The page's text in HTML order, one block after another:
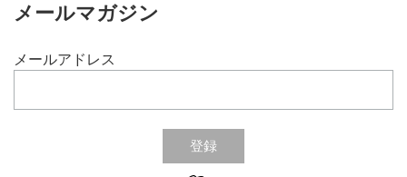
メールマガジン
メールアドレス